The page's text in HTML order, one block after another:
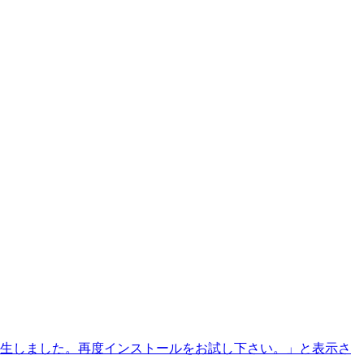
しました。再度インストールをお試し下さい。」と表示さ